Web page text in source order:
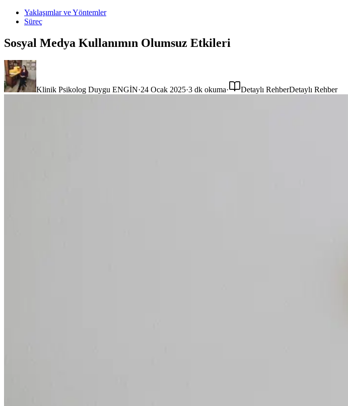
Yaklaşımlar ve Yöntemler
Süreç
Sosyal Medya Kullanımın Olumsuz Etkileri
Klinik Psikolog Duygu ENGİN·24 Ocak 2025·3 dk okuma· Detaylı RehberDetaylı Rehber